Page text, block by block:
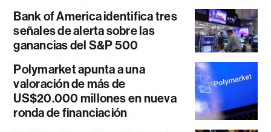
Bank of America identifica tres
señales de alerta sobre las
ganancias del S&P 500
Polymarket apunta a una
valoración de más de
US$20.000 millones en nueva
ronda de financiación